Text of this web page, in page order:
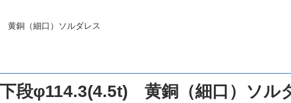
銅（細口）ソルダレス
φ114.3(4.5t) 黄銅（細口）ソル